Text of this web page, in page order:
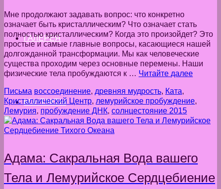
ГАЛЕРЕЯ
КОНТАКТЫ
Мне продолжают задавать вопрос: что конкретно
означает быть кристаллическим? Что означает стать
полностью кристаллическим? Когда это произойдет? Это
простые и самые главные вопросы, касающиеся нашей
долгожданной трансформации. Мы как человеческие
существа проходим через основные перемены. Наши
физические тела пробуждаются к … Читайте далее
Письма воссоединение, древняя мудрость, Ката,
Кристаллический Центр, лемурийское пробуждение,
Лемурия, пробуждение ДНК, солнцестояние 2015
Адама: Сакральная Вода вашего
Тела и Лемурийское Сердцебиение